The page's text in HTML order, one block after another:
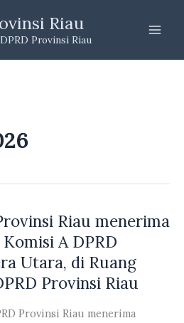
Riau
Provinsi Riau
Riau menerima
A DPRD
Utara, di Ruang
Provinsi Riau
Provinsi Riau menerima